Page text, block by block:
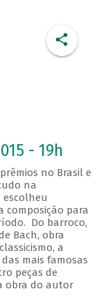
- 19h
no Brasil e
na
escolheu
composição para
Do barroco,
Bach, obra
a
mais famosas
peças de
obra do autor